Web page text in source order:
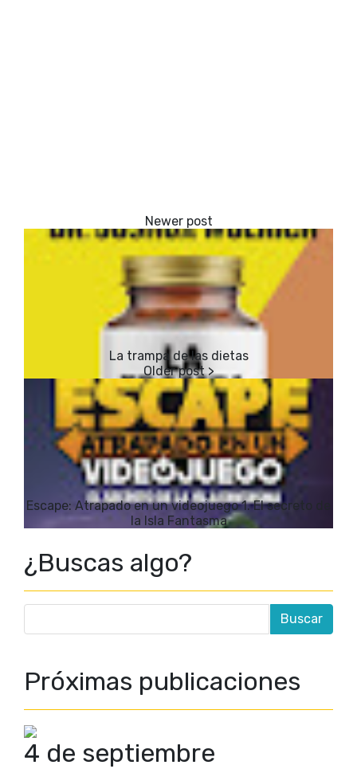
La trampa de las dietas
Escape: Atrapado en un videojuego 1. El secreto de
la Isla Fantasma
¿Buscas algo?
Próximas publicaciones
4 de septiembre